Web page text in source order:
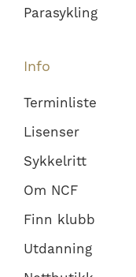
Parasykling
Info
Terminliste
Lisenser
Sykkelritt
Om NCF
Finn klubb
Utdanning